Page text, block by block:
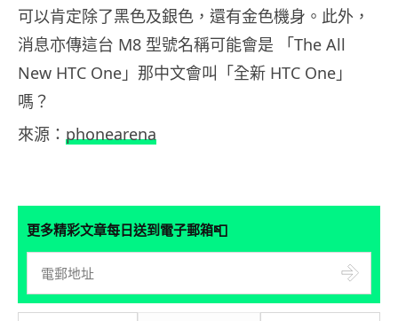
可以肯定除了黑色及銀色，還有金色機身。此外，
消息亦傳這台 M8 型號名稱可能會是 「The All
New HTC One」那中文會叫「全新 HTC One」
嗎？
來源： phonearena
更多精彩文章每日送到電子郵箱📮